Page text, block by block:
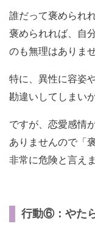
誰だって褒められ
褒められれば、自
のも無理はありませ
特に、異性に容姿
勘違いしてしまい
ですが、恋愛感情
ありませんので「
非常に危険と言えま
行動⑥：やた